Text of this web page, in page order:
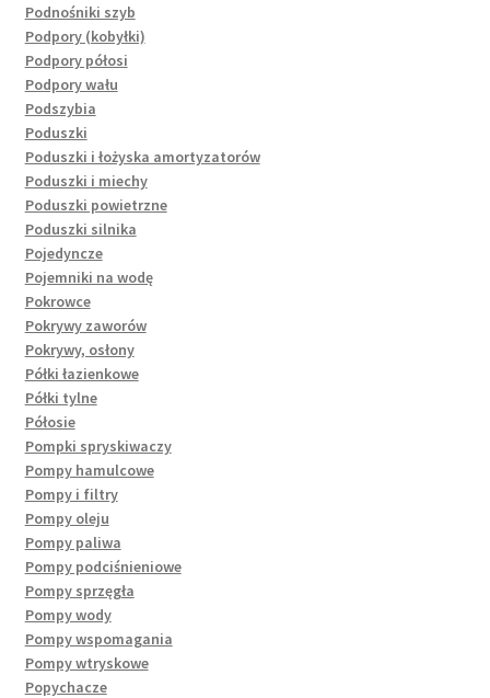
Podnośniki szyb
Podpory (kobyłki)
Podpory półosi
Podpory wału
Podszybia
Poduszki
Poduszki i łożyska amortyzatorów
Poduszki i miechy
Poduszki powietrzne
Poduszki silnika
Pojedyncze
Pojemniki na wodę
Pokrowce
Pokrywy zaworów
Pokrywy, osłony
Półki łazienkowe
Półki tylne
Półosie
Pompki spryskiwaczy
Pompy hamulcowe
Pompy i filtry
Pompy oleju
Pompy paliwa
Pompy podciśnieniowe
Pompy sprzęgła
Pompy wody
Pompy wspomagania
Pompy wtryskowe
Popychacze